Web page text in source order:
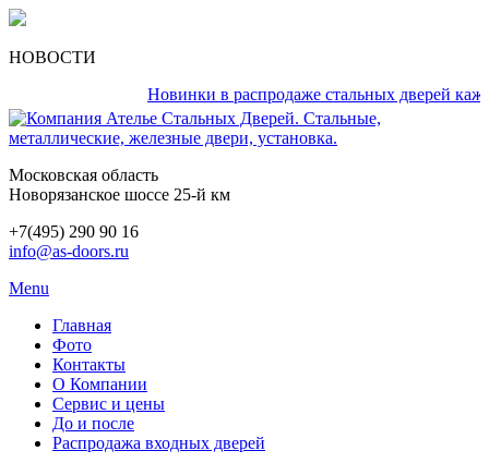
НОВОСТИ
Новинки в распродаже стальных дверей каждый
Московская область
Новорязанское шоссе 25-й км
+7(495) 290 90 16
info@as-doors.ru
Menu
Главная
Фото
Контакты
О Компании
Сервис и цены
До и после
Распродажа входных дверей